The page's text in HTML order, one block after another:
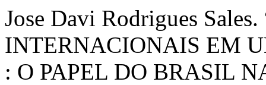
Jose Davi Rodrigues
INTERNACIONAIS EM
: O PAPEL DO BRASIL